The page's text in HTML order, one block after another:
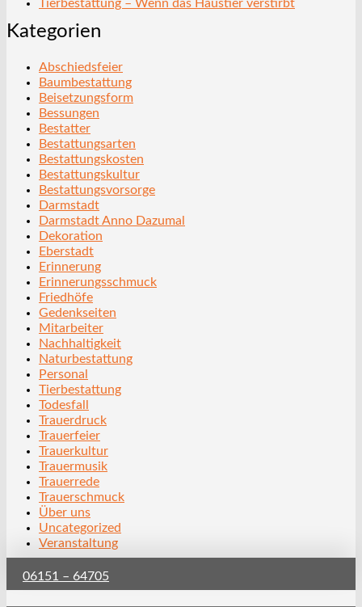
Tierbestattung – Wenn das Haustier verstirbt
Kategorien
Abschiedsfeier
Baumbestattung
Beisetzungsform
Bessungen
Bestatter
Bestattungsarten
Bestattungskosten
Bestattungskultur
Bestattungsvorsorge
Darmstadt
Darmstadt Anno Dazumal
Dekoration
Eberstadt
Erinnerung
Erinnerungsschmuck
Friedhöfe
Gedenkseiten
Mitarbeiter
Nachhaltigkeit
Naturbestattung
Personal
Tierbestattung
Todesfall
Trauerdruck
Trauerfeier
Trauerkultur
Trauermusik
Trauerrede
Trauerschmuck
Über uns
Uncategorized
Veranstaltung
06151 – 64705